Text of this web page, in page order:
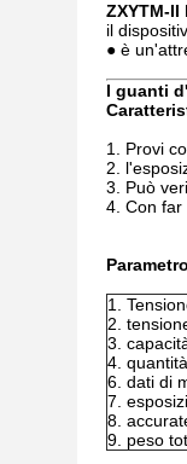
ZXYTM-
il
● è
I guanti
1. Provi
2.
3. Può
4. Con far
1.
2.
3.
4.
6. dati di
7.
8.
9. peso